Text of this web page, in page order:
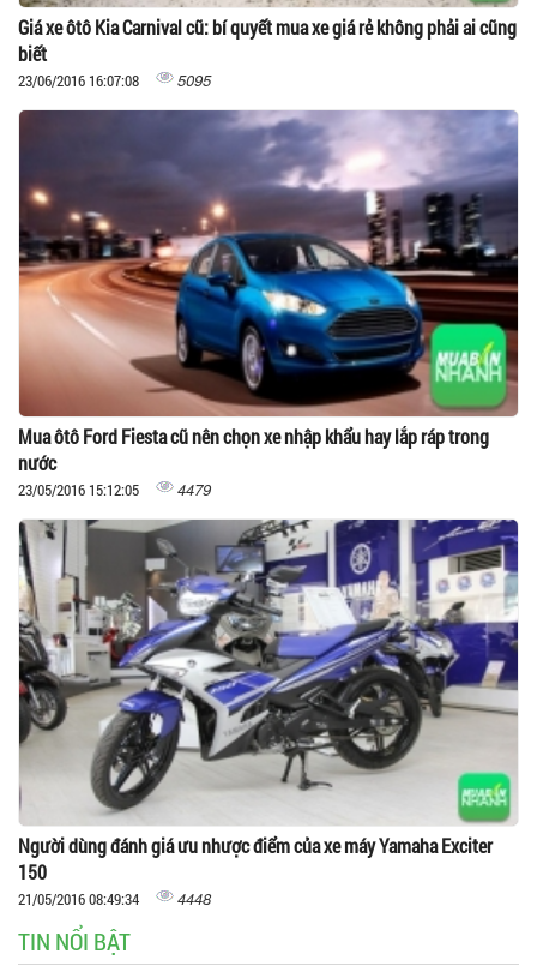
Giá xe ôtô Kia Carnival cũ: bí quyết mua xe giá rẻ không phải ai cũng
biết
23/06/2016 16:07:08 5095
Mua ôtô Ford Fiesta cũ nên chọn xe nhập khẩu hay lắp ráp trong
nước
23/05/2016 15:12:05 4479
Người dùng đánh giá ưu nhược điểm của xe máy Yamaha Exciter
150
21/05/2016 08:49:34 4448
TIN NỔI BẬT